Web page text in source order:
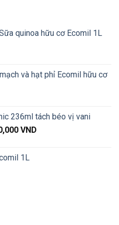
1,020,000 VND
quinoa hữu cơ Ecomil 1L
và hạt phỉ Ecomil hữu cơ
236ml tách béo vị vani
VND
1L